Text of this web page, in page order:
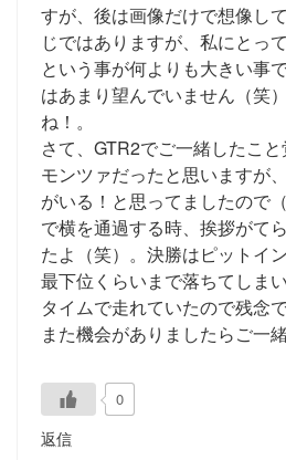
すが、後は画像だけで想像し
じではありますが、私にとっ
という事が何よりも大きい事
はあまり望んでいません（笑
ね！。
さて、GTR2でご一緒したこ
モンツァだったと思いますが
がいる！と思ってましたので
で横を通過する時、挨拶がて
たよ（笑）。決勝はピットイ
最下位くらいまで落ちてしま
タイムで走れていたので残念で
また機会がありましたらご一
0
返信